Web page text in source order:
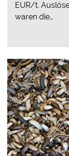
EUR/t.
waren die…